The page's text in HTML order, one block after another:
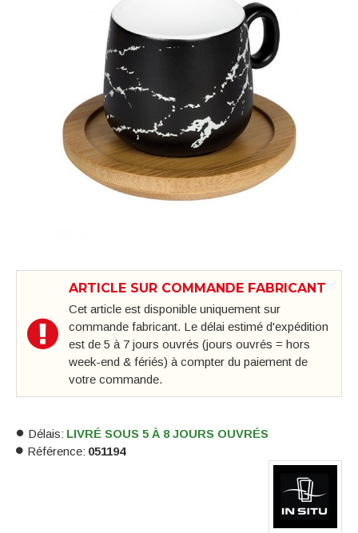
ARTICLE SUR COMMANDE FABRICANT
Cet article est disponible uniquement sur
commande fabricant. Le délai estimé d'expédition
est de 5 à 7 jours ouvrés (jours ouvrés = hors
week-end & fériés) à compter du paiement de
votre commande.
Délais: LIVRÉ SOUS 5 À 8 JOURS OUVRÉS
Référence: 051194